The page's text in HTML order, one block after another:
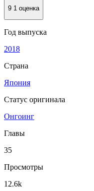
9 1 оценка
Год выпуска
2018
Страна
Япония
Статус оригинала
Онгоинг
Главы
35
Просмотры
12.6k